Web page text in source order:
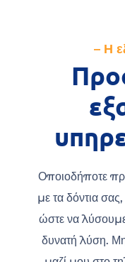
– Η
Οποιοδήποτε
με τα δόντια
ώστε να
δυνατή λύση. Μη